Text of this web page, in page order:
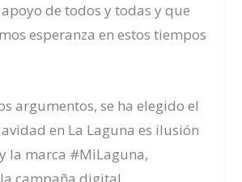
de todos y todas y que
esperanza en estos tiempos
argumentos, se ha elegido el
en La Laguna es ilusión
la marca #MiLaguna,
campaña digital